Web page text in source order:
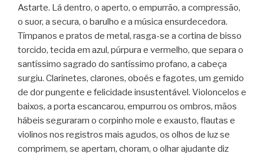
Astarte. Lá dentro, o aperto, o empurrão, a compressão,
o suor, a secura, o barulho e a música ensurdecedora.
Tímpanos e pratos de metal, rasga-se a cortina de bisso
torcido, tecida em azul, púrpura e vermelho, que separa o
santíssimo sagrado do santíssimo profano, a cabeça
surgiu. Clarinetes, clarones, oboés e fagotes, um gemido
de dor pungente e felicidade insustentável. Violoncelos e
baixos, a porta escancarou, empurrou os ombros, mãos
hábeis seguraram o corpinho mole e exausto, flautas e
violinos nos registros mais agudos, os olhos de luz se
comprimem, se apertam, choram, o olhar ajudante diz